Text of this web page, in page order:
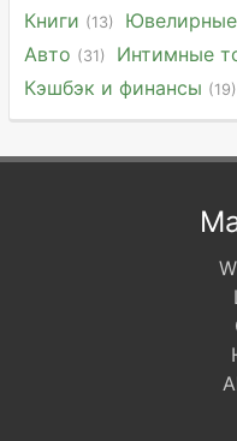
Книги (13)
Авто (31) Интимные
Кэшбэк и финансы (19)